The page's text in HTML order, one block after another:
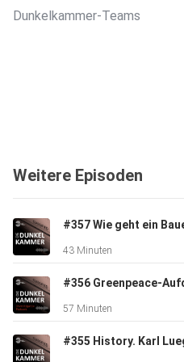
Dunkelkammer-Teams
Weitere Episoden
43 Minuten
57 Minuten